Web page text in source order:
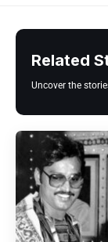
Related
Uncover the